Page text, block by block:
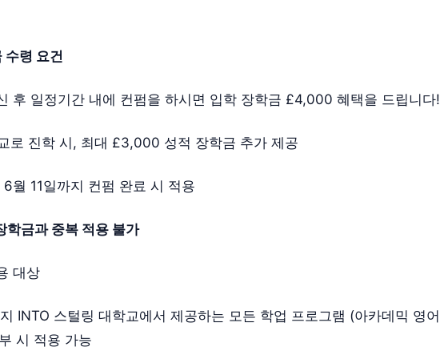
수령 요건
후 일정기간 내에 컨펌을 하시면 입학 장학금 £4,000 혜택을 드립니다!
로 진학 시, 최대 £3,000 성적 장학금 추가 제공
월 11일까지 컨펌 완료 시 적용
학금과 중복 적용 불가
대상
INTO 스털링 대학교에서 제공하는 모든 학업 프로그램 (아카데믹 영어
시 적용 가능